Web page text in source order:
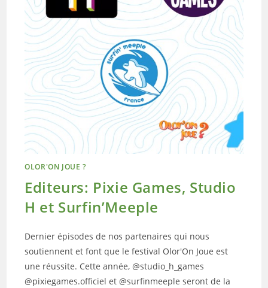
OLOR'ON JOUE ?
Editeurs: Pixie Games, Studio
H et Surfin’Meeple
Dernier épisodes de nos partenaires qui nous
soutiennent et font que le festival Olor'On Joue est
une réussite. Cette année, @studio_h_games
@pixiegames.officiel et @surfinmeeple seront de la